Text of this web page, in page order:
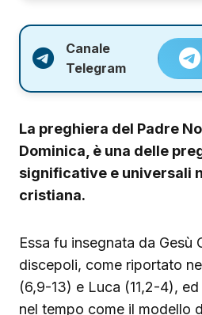
Canale
Telegram
La preghiera del Padre
Dominica, è una delle
significative e universali
cristiana.
Essa fu insegnata da Gesù
discepoli, come riportato
(6,9-13) e Luca (11,2-4),
nel tempo come il modello